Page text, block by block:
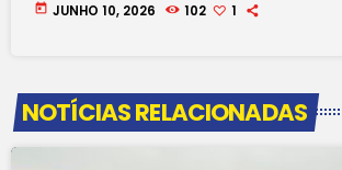
today JUNHO 10, 2026 102 1
NOTÍCIAS RELACIONADAS